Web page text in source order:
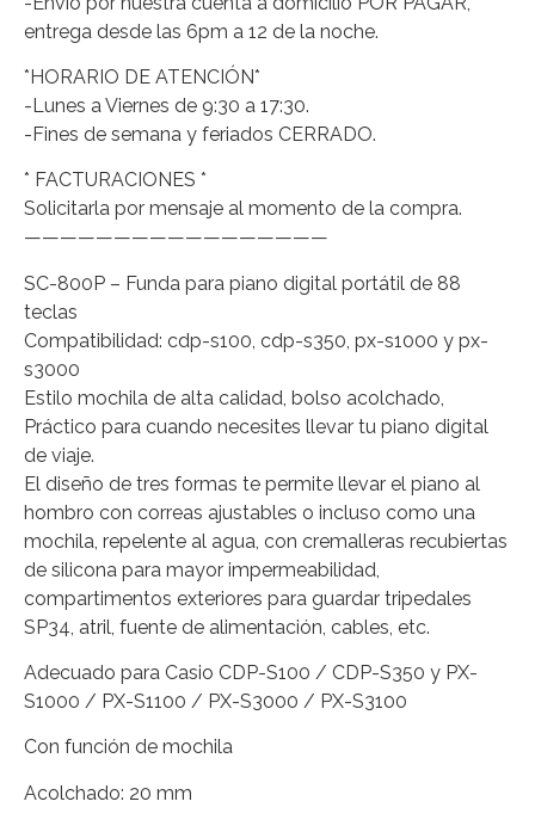
entrega desde las 6pm a 12 de la noche.
*HORARIO DE ATENCIÓN*
-Lunes a Viernes de 9:30 a 17:30.
-Fines de semana y feriados CERRADO.
* FACTURACIONES *
Solicitarla por mensaje al momento de la compra.
—————————————————
SC-800P – Funda para piano digital portátil de 88
teclas
Compatibilidad: cdp-s100, cdp-s350, px-s1000 y px-
s3000
Estilo mochila de alta calidad, bolso acolchado,
Práctico para cuando necesites llevar tu piano digital
de viaje.
El diseño de tres formas te permite llevar el piano al
hombro con correas ajustables o incluso como una
mochila, repelente al agua, con cremalleras recubiertas
de silicona para mayor impermeabilidad,
compartimentos exteriores para guardar tripedales
SP34, atril, fuente de alimentación, cables, etc.
Adecuado para Casio CDP-S100 / CDP-S350 y PX-
S1000 / PX-S1100 / PX-S3000 / PX-S3100
Con función de mochila
Acolchado: 20 mm